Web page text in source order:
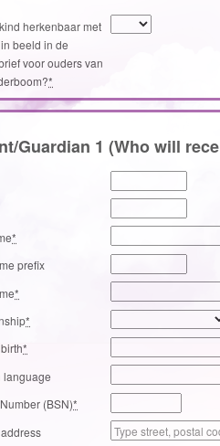
herkenbaar met
beeld in de
voor ouders van
*
Guardian 1 (Who will
*
prefix
*
*
*
language
(BSN)*